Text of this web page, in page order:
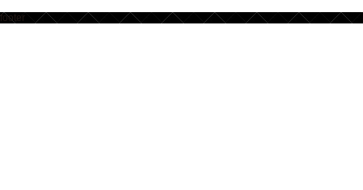
footer